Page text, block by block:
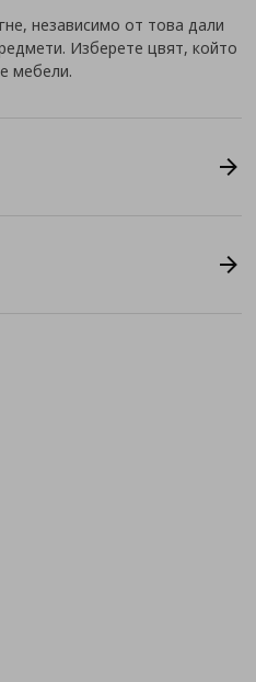
независимо от това дали
Изберете цвят, който
мебели.